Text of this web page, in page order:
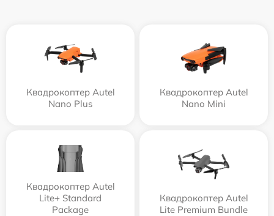
Квадрокоптер Autel
Nano Plus
Квадрокоптер Autel
Nano Mini
Квадрокоптер Autel
Lite+ Standard
Package
Квадрокоптер Autel
Lite Premium Bundle